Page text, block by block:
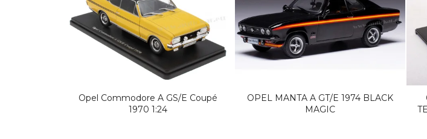
Opel Commodore A GS/E Coupé
1970 1:24
OPEL MANTA A GT/E 1974 BLACK
MAGIC